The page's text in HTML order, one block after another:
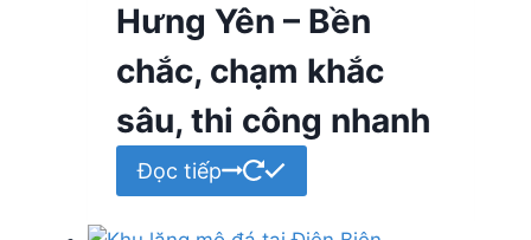
Hưng Yên – Bền
chắc, chạm khắc
sâu, thi công nhanh
Đọc tiếp